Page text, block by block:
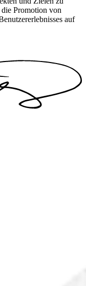
die Promotion von
auf